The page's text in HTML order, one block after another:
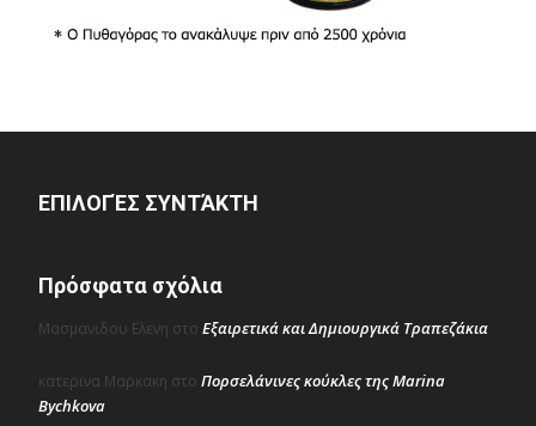
ΕΠΙΛΟΓΈΣ ΣΥΝΤΆΚΤΗ
Πρόσφατα σχόλια
Μασμανιδου Ελενη στο Εξαιρετικά και Δημιουργικά Τραπεζάκια
κατερινα Μαρκακη στο Πορσελάνινες κούκλες της Marina
Bychkova